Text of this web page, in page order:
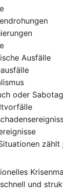
Ausfälle
oder
zählt
und